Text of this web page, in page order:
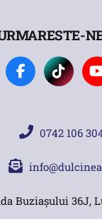
0742 106
Buziașului 36J,